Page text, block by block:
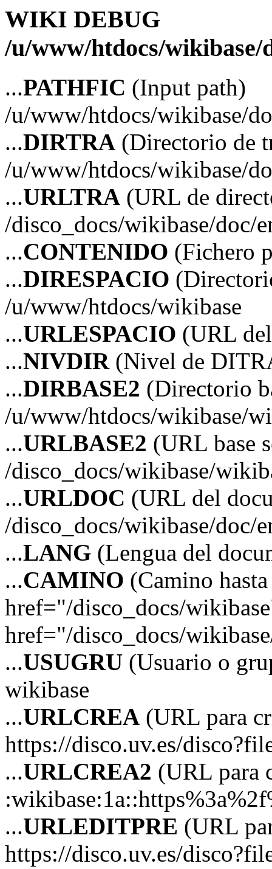
WIKI DEBUG
/u/www/htdocs/wikibase/
...PATHFIC (Input path)
/u/www/htdocs/wikibase/
...DIRTRA (Directorio de
/u/www/htdocs/wikibase/
...URLTRA (URL de
/disco_docs/wikibase/doc/
...CONTENIDO (Fichero
...DIRESPACIO
/u/www/htdocs/wikibase
...URLESPACIO (URL
...NIVDIR(Nivel de
...DIRBASE2 (Directorio
/u/www/htdocs/wikibase/
...URLBASE2 (URL base
/disco_docs/wikibase/
...URLDOC (URL del
/disco_docs/wikibase/doc/
...LANG (Lengua del
...CAMINO (Camino
href="/disco_docs/
href="/disco_docs/
...USUGRU (Usuario o
wikibase
...URLCREA (URL para
https://disco.uv.es/
...URLCREA2 (URL para
...URLEDITPRE (URL
https://disco.uv.es/